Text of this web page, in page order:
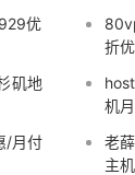
优
折
矶地
机
/月付
老
主